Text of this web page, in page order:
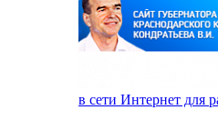
в сети Интернет для